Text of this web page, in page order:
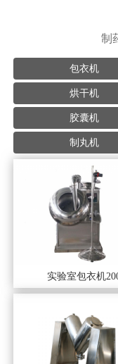
制
包衣机
烘干机
胶囊机
制丸机
实验室包衣机